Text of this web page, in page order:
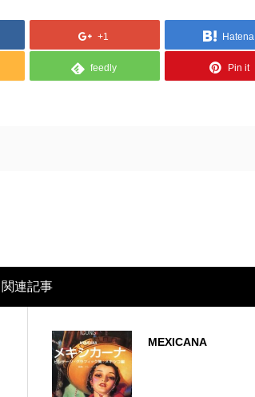
+1 Hatena
feedly Pin it
関連記事
MEXICANA
African diaspora（アフリカンディアスポ